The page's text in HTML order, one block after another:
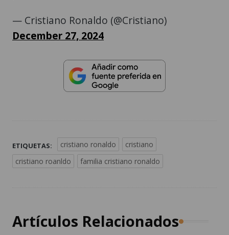
— Cristiano Ronaldo (@Cristiano)
December 27, 2024
ETIQUETAS: cristiano ronaldo
cristiano
cristiano roanldo
familia cristiano ronaldo
Artículos Relacionados